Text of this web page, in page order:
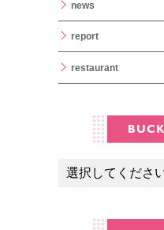
news
report
restaurant